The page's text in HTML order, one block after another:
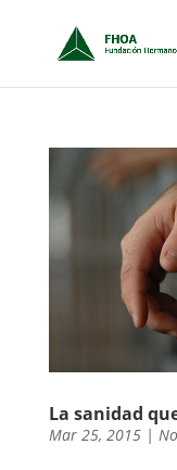
La sanidad
Mar 25, 2015|